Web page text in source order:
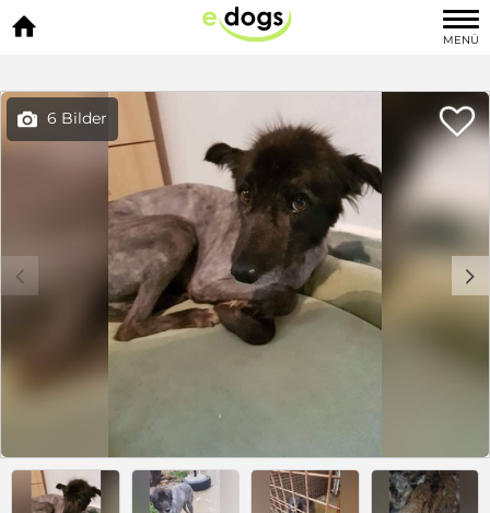

MENÜ
 6 Bilder 
c d